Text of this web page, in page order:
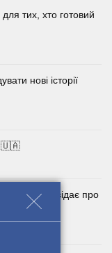
тих, хто готовий
нові історії
🇺🇦
Розповідає про
СЗЧ.